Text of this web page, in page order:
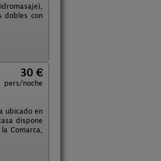
dobles con
30 €
pers/noche
ubicado en
dispone
Comarca,